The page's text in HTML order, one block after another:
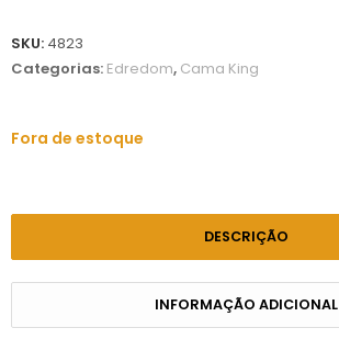
SKU: 4823
Categorias: Edredom, Cama King
Fora de estoque
DESCRIÇÃO
INFORMAÇÃO ADICIONAL